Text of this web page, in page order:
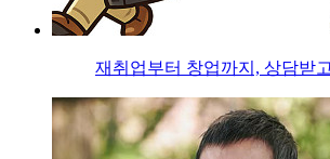
재취업부터 창업까지, 상담받